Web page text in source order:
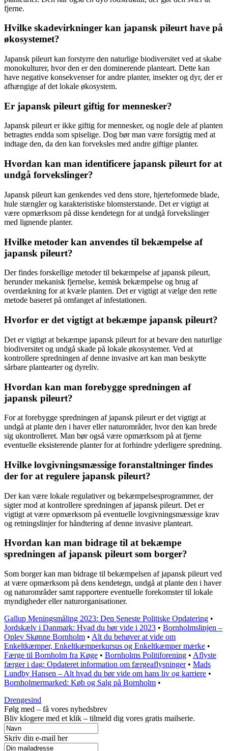
fjerne.
Hvilke skadevirkninger kan japansk pileurt have på
økosystemet?
Japansk pileurt kan forstyrre den naturlige biodiversitet ved at skabe
monokulturer, hvor den er den dominerende planteart. Dette kan
have negative konsekvenser for andre planter, insekter og dyr, der er
afhængige af det lokale økosystem.
Er japansk pileurt giftig for mennesker?
Japansk pileurt er ikke giftig for mennesker, og nogle dele af planten
betragtes endda som spiselige. Dog bør man være forsigtig med at
indtage den, da den kan forveksles med andre giftige planter.
Hvordan kan man identificere japansk pileurt for at
undgå forvekslinger?
Japansk pileurt kan genkendes ved dens store, hjerteformede blade,
hule stængler og karakteristiske blomsterstande. Det er vigtigt at
være opmærksom på disse kendetegn for at undgå forvekslinger
med lignende planter.
Hvilke metoder kan anvendes til bekæmpelse af
japansk pileurt?
Der findes forskellige metoder til bekæmpelse af japansk pileurt,
herunder mekanisk fjernelse, kemisk bekæmpelse og brug af
overdækning for at kvæle planten. Det er vigtigt at vælge den rette
metode baseret på omfanget af infestationen.
Hvorfor er det vigtigt at bekæmpe japansk pileurt?
Det er vigtigt at bekæmpe japansk pileurt for at bevare den naturlige
biodiversitet og undgå skade på lokale økosystemer. Ved at
kontrollere spredningen af denne invasive art kan man beskytte
sårbare plantearter og dyreliv.
Hvordan kan man forebygge spredningen af
japansk pileurt?
For at forebygge spredningen af japansk pileurt er det vigtigt at
undgå at plante den i haver eller naturområder, hvor den kan brede
sig ukontrolleret. Man bør også være opmærksom på at fjerne
eventuelle eksisterende planter for at forhindre yderligere spredning.
Hvilke lovgivningsmæssige foranstaltninger findes
der for at regulere japansk pileurt?
Der kan være lokale regulativer og bekæmpelsesprogrammer, der
sigter mod at kontrollere spredningen af japansk pileurt. Det er
vigtigt at være opmærksom på eventuelle lovgivningsmæssige krav
og retningslinjer for håndtering af denne invasive planteart.
Hvordan kan man bidrage til at bekæmpe
spredningen af japansk pileurt som borger?
Som borger kan man bidrage til bekæmpelsen af japansk pileurt ved
at være opmærksom på dens kendetegn, undgå at plante den i haver
og naturområder samt rapportere eventuelle forekomster til lokale
myndigheder eller naturorganisationer.
Gallup Meningsmåling 2023: Den Seneste Politiske Opdatering •
Jordskælv i Danmark: Hvad du bør vide i 2023 • Bornholmslinjen –
Oplev Skønne Bornholm • Alt du behøver at vide om
Enkeltkæmper, Enkeltkæmperkursus og Enkeltkæmper mærke •
Færge til Bornholm fra Køge • Bornholms Politiforening • Aflyste
færger i dag: Opdateret information om færgeaflysninger• Mads
Lundby Hansen – Alt hvad du bør vide om hans liv og karriere •
Bornholmermarked: Køb og Salg på Bornholm •
Drengesind
Følg med – få vores nyhedsbrev
Bliv klogere med et klik – tilmeld dig vores gratis mailserie.
Skriv din e-mail her